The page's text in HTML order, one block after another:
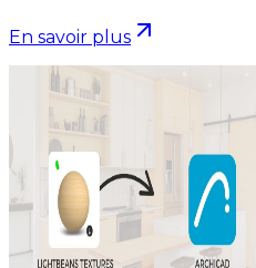
En savoir plus